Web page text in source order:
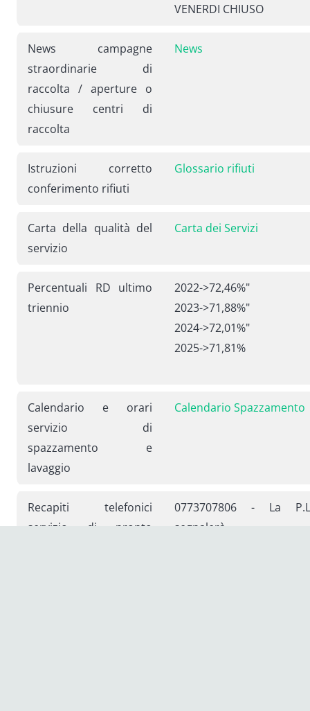
VENERDI CHIUSO
News campagne
straordinarie di
raccolta / aperture o
chiusure centri di
raccolta
News
Istruzioni corretto
conferimento rifiuti
Glossario rifiuti
Carta della qualità del
servizio
Carta dei Servizi
Percentuali RD ultimo
triennio
2022->72,46%"
2023->71,88%"
2024->72,01%"
2025->71,81%
Calendario e orari
servizio di
spazzamento e
lavaggio
Calendario Spazzamento
Recapiti telefonici
servizio di pronto
0773707806 - La
segnalerà